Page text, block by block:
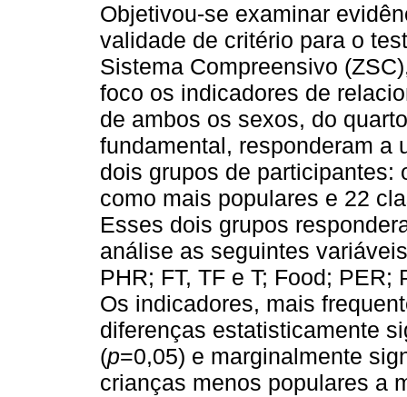
Objetivou-se examinar
validade de critério para o
Sistema Compreensivo
foco os indicadores de
de ambos os sexos, do
fundamental, responderam a
dois grupos de participantes:
como mais populares e 22
Esses dois grupos
análise as seguintes
PHR; FT, TF e T; Food;
Os indicadores, mais
diferenças estatisticamente
(p=0,05) e marginalmente
crianças menos populares a